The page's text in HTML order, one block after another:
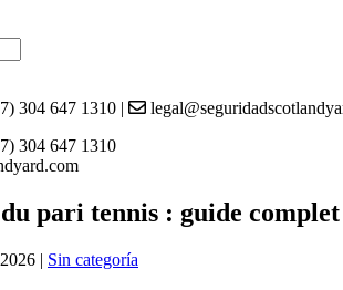
304 647 1310 |
304 647 1310
pari tennis : guide
| Sin categoría